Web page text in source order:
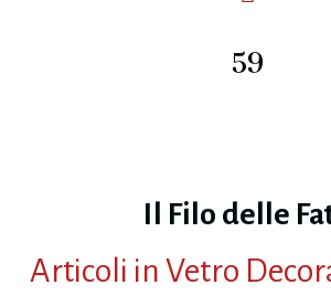
59
Il Filo delle
Articoli in Vetro